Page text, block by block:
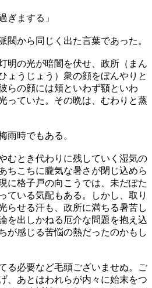
ぎまする」
から同じく出た言葉であった。
明の光が暗闇を伏せ、政所（まん
ょうじょう）衆の顔をぼんやりと
らの顔には頬といわず額といわ
っていた。その晩は、むわりと蒸
時でもある。
むとき代わりに残していく湿気の
ちこちに朧気な暑さが閉じ込めら
に格子戸の向こうでは、未だぽた
ている気配もある。しかし、取り
らせる汗も、政所に満ちる暑苦し
を出しかねる厄介な問題を抱え込
が感じる苦悩の熱だったのかもし
る必要など毛頭ございませぬ。ご
、あとはわれらが内々に始末をつ